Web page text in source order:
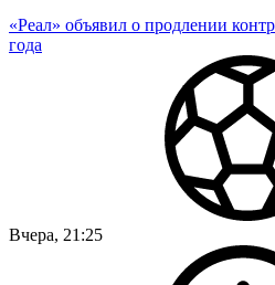
«Реал» объявил о продлении
года
Вчера, 21:25